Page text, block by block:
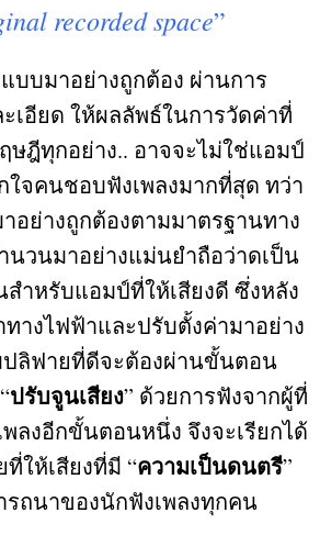
recorded space”
บบมาอย่างถูกต้อง ผ่านการ
เอียด ให้ผลลัพธ์ในการวัดค่าที่
ษฎีทุกอย่าง.. อาจจะไม่ใช่แอมป์
ใจคนชอบฟังเพลงมากที่สุด ทว่า
อย่างถูกต้องตามมาตรฐานทาง
นวนมาอย่างแม่นยำถือว่าดเป็น
สำหรับแอมป์ที่ให้เสียงดี ซึ่งหลัง
างไฟฟ้าและปรับตั้งค่ามาอย่าง
ลิฟายที่ดีจะต้องผ่านขั้นตอน
“ปรับจูนเสียง” ด้วยการฟังจากผู้ที่
ลงอีกขั้นตอนหนึ่ง จึงจะเรียกได้
ให้เสียงที่มี “ความเป็นดนตรี”
ถนาของนักฟังเพลงทุกคน